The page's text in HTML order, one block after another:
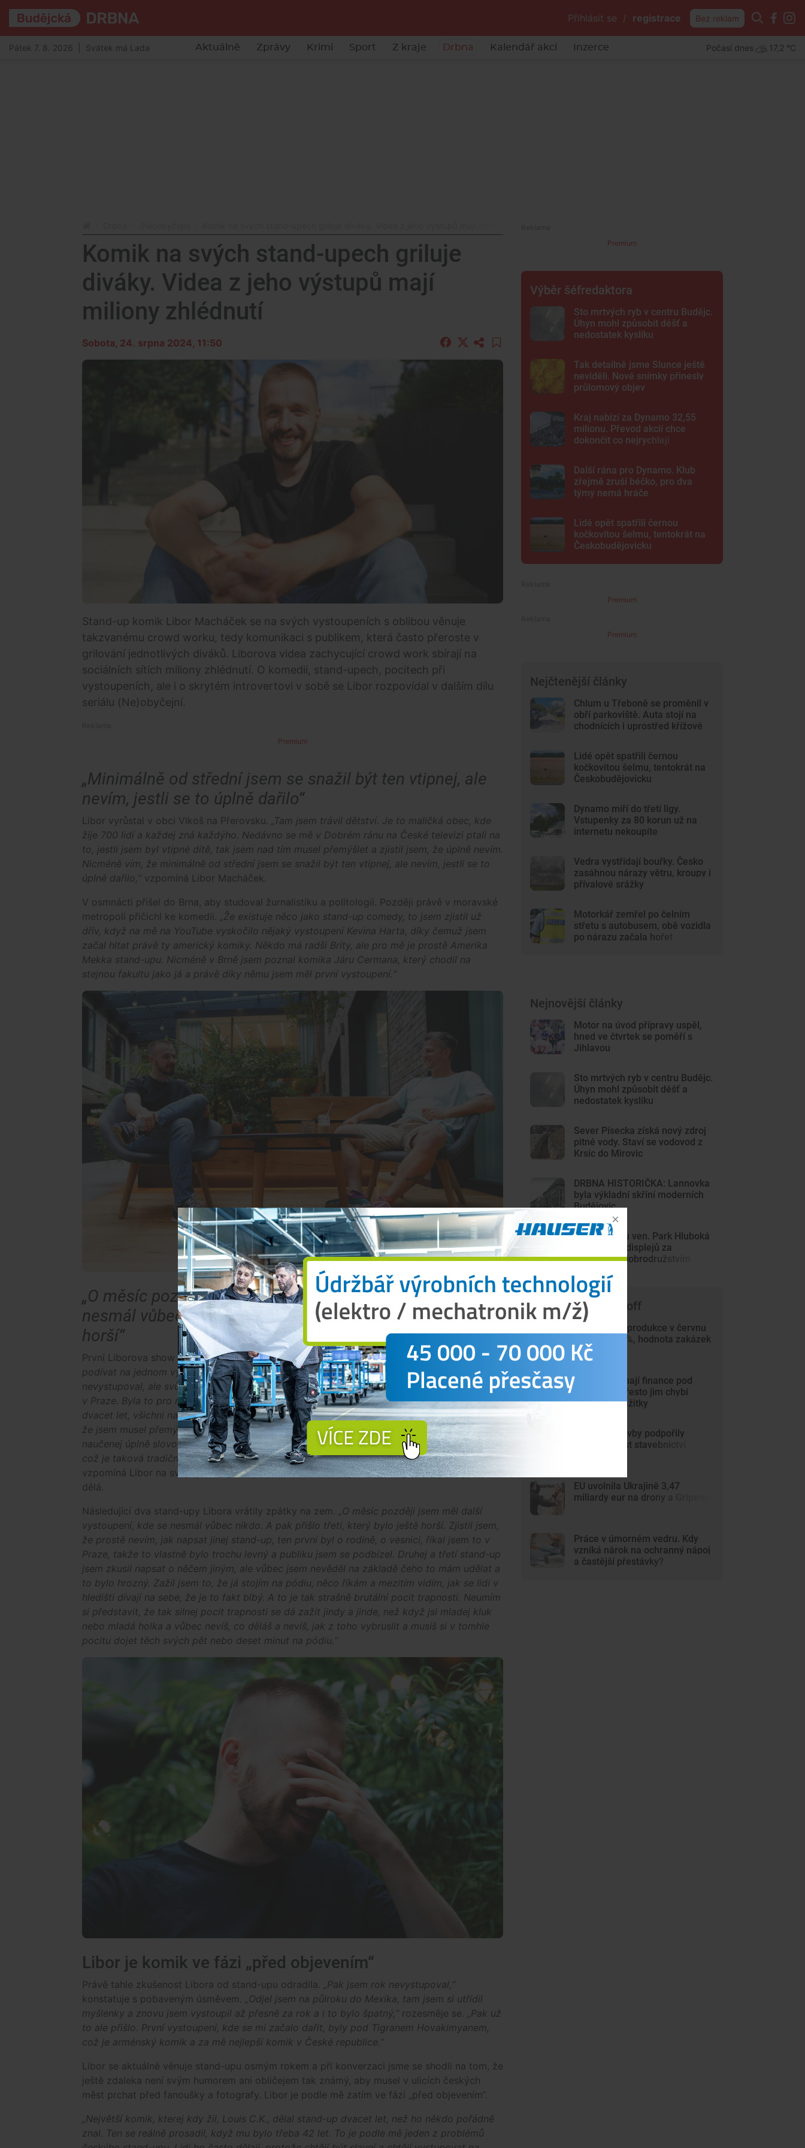
Přihlásit se / registrace Bez reklam
Pátek 7. 8. 2026 | Svátek má Lada Aktuálně Zprávy Krimi Sport Z kraje Drbna Kalendář akcí Inzerce Počasí dnes 17,2 °C
Komik na svých stand-upech griluje
diváky. Videa z jeho výstupů mají
miliony zhlédnutí
Sobota, 24. srpna 2024, 11:50
Stand-up komik Libor Macháček se na svých vystoupeních s oblibou věnuje
takzvanému crowd worku, tedy komunikaci s publikem, která často přeroste v
grilování jednotlivých diváků. Liborova videa zachycující crowd work sbírají na
sociálních sítích miliony zhlédnutí. O komedii, stand-upech, pocitech při
vystoupeních, ale i o skrytém introvertovi v sobě se Libor rozpovídal v dalším dílu
seriálu (Ne)obyčejní.
Premium
„Minimálně od střední jsem se snažil být ten vtipnej, ale
nevím, jestli se to úplně dařilo“
Libor vyrůstal v obci Vlkoš na Přerovsku.
„Tam jsem trávil dětství. Je to maličká obec, kde
žije 700 lidí a každej zná každýho. Nedávno se mě v Dobrém ránu na České televizi ptali na
to, jestli jsem byl vtipné dítě, tak jsem nad tím musel přemýšlet a zjistil jsem, že úplně nevím.
Nicméně vím, že minimálně od střední jsem se snažil být ten vtipnej, ale nevím, jestli se to
úplně dařilo,“ vzpomíná Libor Macháček.
V osmnácti přišel do Brna, aby studoval žurnalistiku a politologii. Později právě v moravské
metropoli přičichl ke komedii.
„Že existuje něco jako stand-up comedy, to jsem zjistil už
dřív, když na mě na YouTube vyskočilo nějaký vystoupení Kevina Harta, díky čemuž jsem
začal hltat právě ty americký komiky. Někdo má radši Brity, ale pro mě je prostě Amerika
Mekka stand-upu. Nicméně v Brně jsem poznal komika Járu Cermana, který chodil na
stejnou fakultu jako já a právě díky němu jsem měl první vystoupení.“
„O měsíc později jsem měl další vystoupení, kde se
nesmál vůbec nikdo. A pak přišlo třetí, který bylo ještě
horší“
První Liborova show proběhla v Praze v Underground Comedy.„V roce 2016 jsem se byl
podívat na jednom vystoupení pro začínající komiky, kterému se říká open-mic, tam jsem ani
nevystupoval, ale svůj první stand-up jsem měl asi o měsíc později v Rock Café na Národní
v Praze. Byla to pro mě neuvěřitelná zkušenost. Přišel jsem na pódium, bylo mi čerstvě
dvacet let, všichni na mě čuměli, byli starší než já o generaci nebo o dvě, byl jsem tak mimo,
že jsem musel přemýšlet i nad tím, jakou rukou vezmu mikrofon. Svůj výstup jsem měl
naučenej úplně slovo od slova včetně slov jako ‚a’ nebo ‚jo’. Odjel jsem si svých pět minut,
což je taková tradiční délka stand-upu, a šlo to vlastně docela v pohodě. Lidi se i smáli,”
vzpomíná Libor na svoje první vystoupení s tím, že se cítil jako úspěšný komik, který ví, co
dělá.
Následující dva stand-upy Libora vrátily zpátky na zem.
„O měsíc později jsem měl další
vystoupení, kde se nesmál vůbec nikdo. A pak přišlo třetí, který bylo ještě horší. Zjistil jsem,
že prostě nevím, jak napsat jinej stand-up, ten první byl o rodině, o vesnici, říkal jsem to v
Praze, takže to vlastně bylo trochu levný a publiku jsem se podbízel. Druhej a třetí stand-up
jsem zkusil napsat o něčem jiným, ale vůbec jsem nevěděl na základě čeho to mám udělat a
to bylo hrozný. Zažil jsem to, že já stojím na pódiu, něco říkám a mezitím vidím, jak se lidi v
hledišti dívají na sebe, že je to fakt blbý. A to je tak strašně brutální pocit trapnosti. Neumím
si představit, že tak silnej pocit trapnosti se dá zažít jindy a jinde, než když jsi mladej kluk
nebo mladá holka a vůbec nevíš, co děláš a nevíš, jak z toho vybruslit a musíš si v tomhle
pocitu dojet těch svých pět nebo deset minut na pódiu.“
Libor je komik ve fázi „před objevením“
Právě tahle zkušenost Libora od stand-upu odradila.
„Pak jsem rok nevystupoval,“
konstatuje s pobaveným úsměvem.
„Odjel jsem na půlroku do Mexika, tam jsem si utřídil
myšlenky a znovu jsem vystoupil až přesně za rok a i to bylo špatný,“ rozesměje se.
„Pak už
to ale přišlo. První vystoupení, kde se mi začalo dařit, byly pod Tigranem Hovakimyanem,
což je arménský komik a za mě nejlepší komik v České republice.“
Libor se aktuálně věnuje stand-upu osmým rokem a při konverzaci jsme se shodli na tom, že
ještě zdaleka není svým humorem ani obličejem tak známý, aby musel v ulicích českých
měst prchat před fanoušky a fotografy. Libor je podle mě zatím ve fázi „před objevením“.
„Největší komik, kterej kdy žil, Louis C.K., dělal stand-up dvacet let, než ho někdo pořádně
znal. Ten se reálně prosadil, když mu bylo třeba 42 let. To je podle mě jeden z problémů
Premium
Výběr šéfredaktora
Sto mrtvých ryb v centru Budějc.
Úhyn mohl způsobit déšť a
nedostatek kyslíku
Tak detailně jsme Slunce ještě
neviděli. Nové snímky přinesly
průlomový objev
Kraj nabízí za Dynamo 32,55
milionu. Převod akcií chce
dokončit co nejrychleji
Další rána pro Dynamo. Klub
zřejmě zruší béčko, pro dva
týmy nemá hráče
Lidé opět spatřili černou
kočkovitou šelmu, tentokrát na
Českobudějovicku
Premium
Premium
Nejčtenější články
Chlum u Třeboně se proměnil v
obří parkoviště. Auta stojí na
chodnících i uprostřed křížové
Lidé opět spatřili černou
kočkovitou šelmu, tentokrát na
Českobudějovicku
Dynamo míří do třetí ligy.
Vstupenky za 80 korun už na
internetu nekoupíte
Vedra vystřídají bouřky. Česko
zasáhnou nárazy větru, kroupy i
přívalové srážky
Motorkář zemřel po čelním
střetu s autobusem, obě vozidla
po nárazu začala hořet
Nejnovější články
Motor na úvod přípravy uspěl,
hned ve čtvrtek se poměří s
Jihlavou
Sto mrtvých ryb v centru Budějc.
Úhyn mohl způsobit déšť a
nedostatek kyslíku
Sever Písecka získá nový zdroj
pitné vody. Staví se vodovod z
Krsic do Mirovic
DRBNA HISTORIČKA: Lannovka
byla výkladní skříní moderních
Budějovic
Z Minecraftu ven. Park Hluboká
láká děti od displejů za
skutečným dobrodružstvím
O čem píše Trade-off
Průmyslová produkce v červnu
vzrostla o 4 %, hodnota zakázek
stoupla
Mladí Češi mají finance pod
kontrolou. Přesto jim chybí
peníze na zážitky
Pozemní stavby podpořily
červnový růst stavebnictví
EU uvolnila Ukrajině 3,47
miliardy eur na drony a Gripeny
Práce v úmorném vedru. Kdy
vzniká nárok na ochranný nápoj
a častější přestávky?